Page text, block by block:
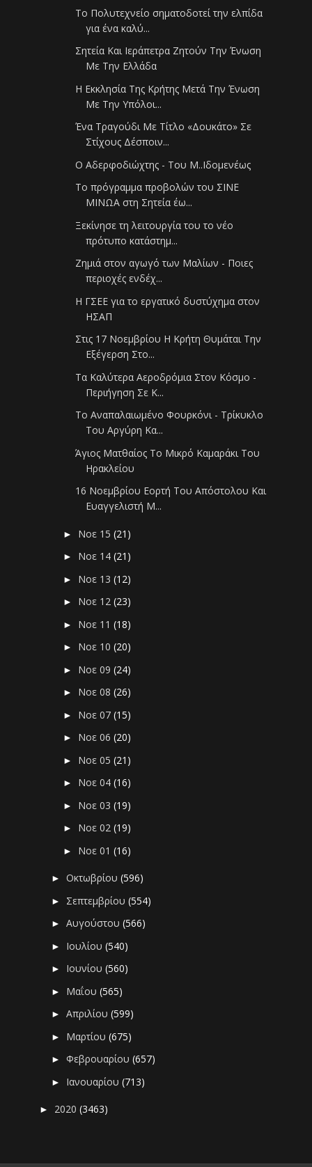
Το Πολυτεχνείο σηματοδοτεί την ελπίδα
για ένα καλύ...
Σητεία Και Ιεράπετρα Ζητούν Την Ένωση
Με Την Ελλάδα
Η Εκκλησία Της Κρήτης Μετά Την Ένωση
Με Την Υπόλοι...
Ένα Τραγούδι Με Τίτλο «Δουκάτο» Σε
Στίχους Δέσποιν...
Ο Αδερφοδιώχτης - Του Μ..Ιδομενέως
Το πρόγραμμα προβολών του ΣΙΝΕ
ΜΙΝΩΑ στη Σητεία έω...
Ξεκίνησε τη λειτουργία του το νέο
πρότυπο κατάστημ...
Ζημιά στον αγωγό των Μαλίων - Ποιες
περιοχές ενδέχ...
Η ΓΣΕΕ για το εργατικό δυστύχημα στον
ΗΣΑΠ
Στις 17 Νοεμβρίου Η Κρήτη Θυμάται Την
Εξέγερση Στο...
Τα Καλύτερα Αεροδρόμια Στον Κόσμο -
Περιήγηση Σε Κ...
Το Αναπαλαιωμένο Φουρκόνι - Τρίκυκλο
Του Αργύρη Κα...
Άγιος Ματθαίος Το Μικρό Καμαράκι Του
Ηρακλείου
16 Νοεμβρίου Εορτή Του Απόστολου Και
Ευαγγελιστή Μ...
► Νοε 15(21)
► Νοε 14(21)
► Νοε 13(12)
► Νοε 12(23)
► Νοε 11(18)
► Νοε 10(20)
► Νοε 09(24)
► Νοε 08(26)
► Νοε 07(15)
► Νοε 06(20)
► Νοε 05(21)
► Νοε 04(16)
► Νοε 03(19)
► Νοε 02(19)
► Νοε 01(16)
►Οκτωβρίου(596)
► Σεπτεμβρίου(554)
►Αυγούστου(566)
► Ιουλίου(540)
► Ιουνίου(560)
► Μαΐου(565)
►Απριλίου(599)
► Μαρτίου(675)
►Φεβρουαρίου(657)
► Ιανουαρίου(713)
► 2020(3463)